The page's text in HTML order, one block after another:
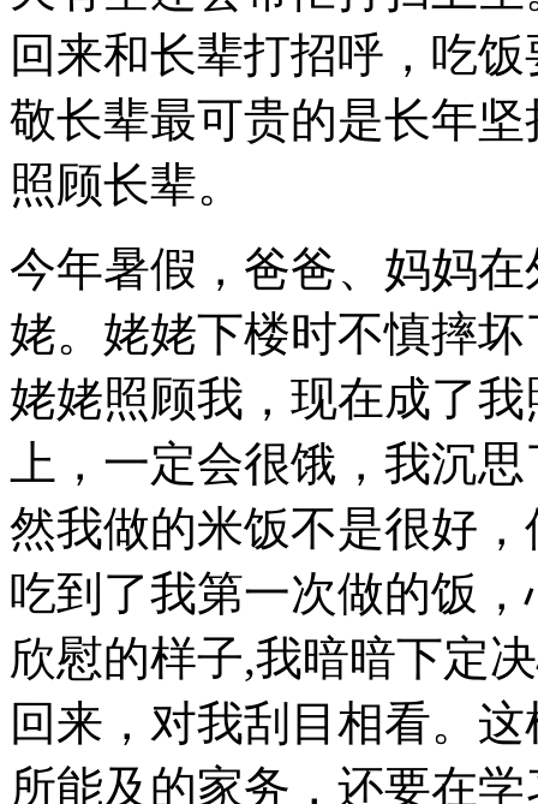
回来和长辈打招呼，吃
敬长辈最可贵的是长年
照顾长辈。
今年暑假，爸爸、妈妈
姥。姥姥下楼时不慎摔
姥姥照顾我，现在成了
上，一定会很饿，我沉
然我做的米饭不是很好
吃到了我第一次做的饭
欣慰的样子,我暗暗下定
回来，对我刮目相看。
所能及的家务，还要在